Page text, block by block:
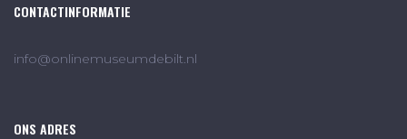
CONTACTINFORMATIE
info@onlinemuseumdebilt.nl
ONS ADRES